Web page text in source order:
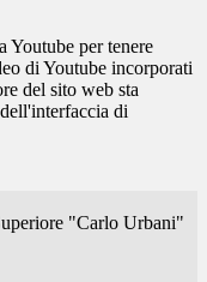
Youtube per tenere
di Youtube incorporati
del sito web sta
di
"Carlo Urbani"